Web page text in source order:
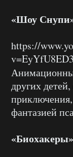
«Шоу
https://
других
фантазией